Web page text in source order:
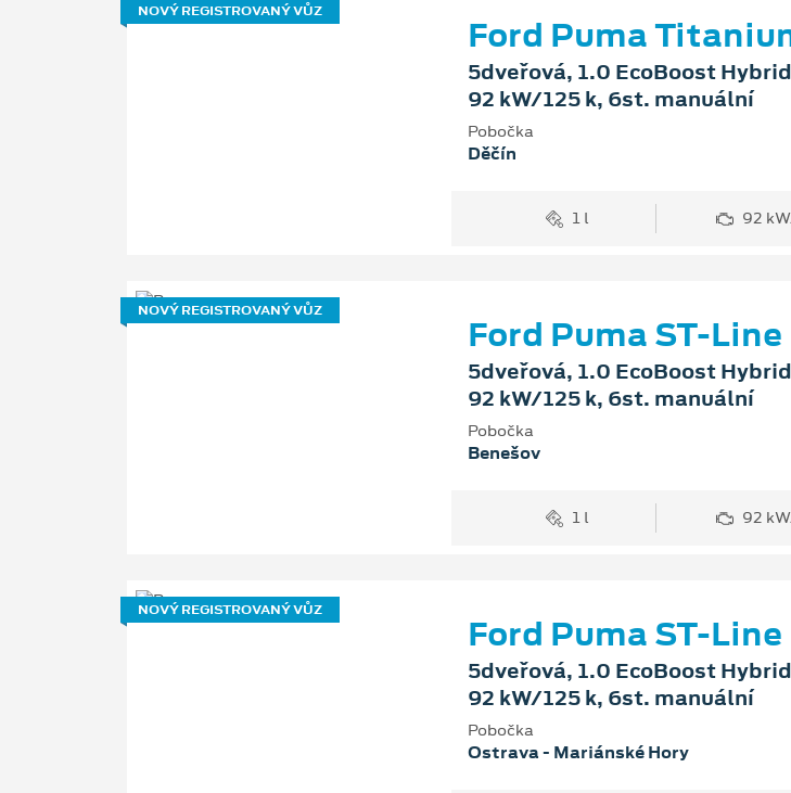
NOVÝ REGISTROVANÝ VŮZ
Ford Puma
5dveřová, 1.0 EcoBoost
92 kW/125 k, 6st. manuální
Pobočka
Děčín
1 l 92
NOVÝ REGISTROVANÝ VŮZ
Ford Puma ST-Line
5dveřová, 1.0 EcoBoost
92 kW/125 k, 6st. manuální
Pobočka
Benešov
1 l 92
NOVÝ REGISTROVANÝ VŮZ
Ford Puma ST-Line
5dveřová, 1.0 EcoBoost
92 kW/125 k, 6st. manuální
Pobočka
Ostrava - Mariánské Hory